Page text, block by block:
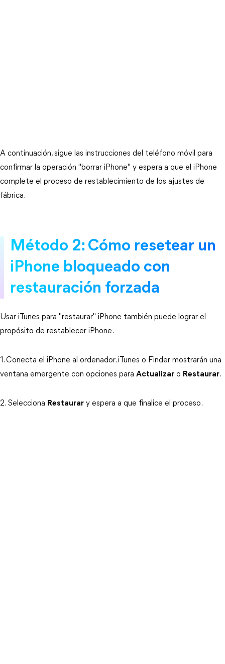
A continuación, sigue las instrucciones del teléfono móvil para
confirmar la operación "borrar iPhone" y espera a que el iPhone
complete el proceso de restablecimiento de los ajustes de
fábrica.
Método 2: Cómo resetear un
iPhone bloqueado con
restauración forzada
Usar iTunes para "restaurar" iPhone también puede lograr el
propósito de restablecer iPhone.
1. Conecta el iPhone al ordenador. iTunes o Finder mostrarán una
ventana emergente con opciones para Actualizar o Restaurar.
2. Selecciona Restaurar y espera a que finalice el proceso.